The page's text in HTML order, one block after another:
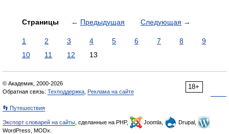
Страницы ← Предыдущая Следующая →
1 2 3 4 5 6 7 8
9
10
11 12 13
18+
© Академик, 2000-2026
Обратная связь: Техподдержка Реклама на сайте
👣 Путешествия
Экспорт словарей на сайты , сделанные на PHP, Joomla,
Drupal,
WordPress, MODx.